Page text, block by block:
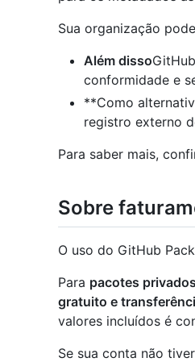
Sua organização
Além disso
conformidade e
**Como
registro externo
Para saber mais,
Sobre
O uso do GitHub
Para pacotes privados
gratuito e
valores incluídos é
Se sua conta não